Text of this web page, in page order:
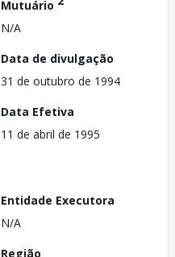
Mutuário
N/A
Data de divulgação
31 de outubro de 1994
Data Efetiva
11 de abril de 1995
Entidade Executora
N/A
Região